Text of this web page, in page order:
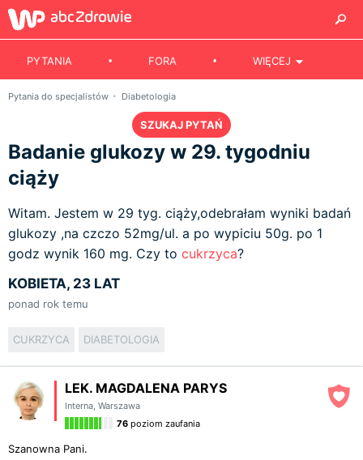
PYTANIA FORA WIĘCEJ
Pytania do specjalistów Diabetologia
SZUKAJ PYTAŃ
Badanie glukozy w 29. tygodniu
ciąży
Witam. Jestem w 29 tyg. ciąży,odebrałam wyniki badań
glukozy ,na czczo 52mg/ul. a po wypiciu 50g. po 1
godz wynik 160 mg. Czy to cukrzyca?
KOBIETA, 23 LAT
ponad rok temu
CUKRZYCA DIABETOLOGIA
LEK. MAGDALENA PARYS
Interna, Warszawa
76 poziom zaufania
Szanowna Pani.